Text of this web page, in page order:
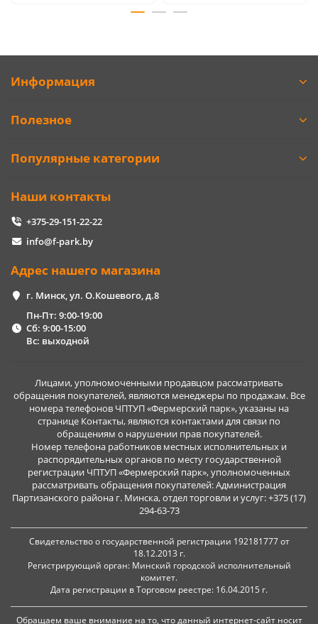
Информация
Полезное
Популярные категории
Наши контакты
+375-29-151-22-22
info@f-park.by
Адрес нашего магазина
г. Минск, ул. О.Кошевого, д.8
Пн-Пт: 9:00-19:00
Сб: 9:00-15:00
Вс: выходной
Лицами, уполномоченными продавцом рассматривать
обращения покупателей, являются менеджеры по продажам. Все
номера телефонов ЧПТУП «Фермерский парк», указаны на
странице Контакты, являются контактами для связи по
обращениям о нарушении прав покупателей.
Номер телефона работников местных исполнительных и
распорядительных органов по месту государственной
регистрации ЧПТУП «Фермерский парк», уполномоченных
рассматривать обращения покупателей: Администрация
Партизанского района г. Минска, отдел торговли и услуг: +375 (17)
294-63-73
Свидетельство о государственной регистрации 192181777 от
18.12.2013 г.
Регистрирующий орган: Минский городской исполнительный
комитет.
Дата регистрации в Торговом реестре: 16.04.2015 г.
Обращаем ваше внимание на то, что данный интернет-сайт носит